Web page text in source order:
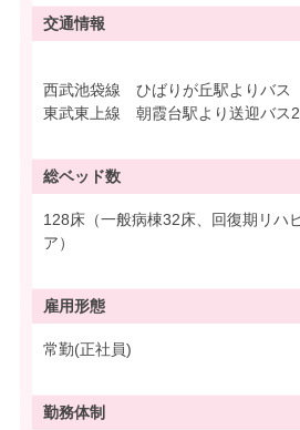
交通情報
西武池袋線 ひばりが丘駅よりバス
東武東上線 朝霞台駅より送迎バス
総ベッド数
128床（一般病棟32床、回復期リハ
ア）
雇用形態
常勤(正社員)
勤務体制